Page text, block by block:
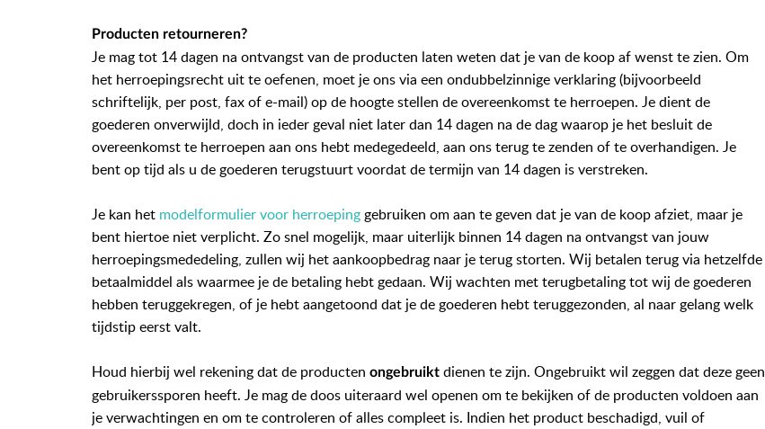
Producten retourneren?
Je mag tot 14 dagen na ontvangst van de producten laten weten dat je van de koop af wenst te zien. Om
het herroepingsrecht uit te oefenen, moet je ons via een ondubbelzinnige verklaring (bijvoorbeeld
schriftelijk, per post, fax of e-mail) op de hoogte stellen de overeenkomst te herroepen. Je dient de
goederen onverwijld, doch in ieder geval niet later dan 14 dagen na de dag waarop je het besluit de
overeenkomst te herroepen aan ons hebt medegedeeld, aan ons terug te zenden of te overhandigen. Je
bent op tijd als u de goederen terugstuurt voordat de termijn van 14 dagen is verstreken.
Je kan het modelformulier voor herroeping gebruiken om aan te geven dat je van de koop afziet, maar je
bent hiertoe niet verplicht. Zo snel mogelijk, maar uiterlijk binnen 14 dagen na ontvangst van jouw
herroepingsmededeling, zullen wij het aankoopbedrag naar je terug storten. Wij betalen terug via hetzelfde
betaalmiddel als waarmee je de betaling hebt gedaan. Wij wachten met terugbetaling tot wij de goederen
hebben teruggekregen, of je hebt aangetoond dat je de goederen hebt teruggezonden, al naar gelang welk
tijdstip eerst valt.
Houd hierbij wel rekening dat de producten ongebruikt dienen te zijn. Ongebruikt wil zeggen dat deze geen
gebruikerssporen heeft. Je mag de doos uiteraard wel openen om te bekijken of de producten voldoen aan
je verwachtingen en om te controleren of alles compleet is. Indien het product beschadigd, vuil of